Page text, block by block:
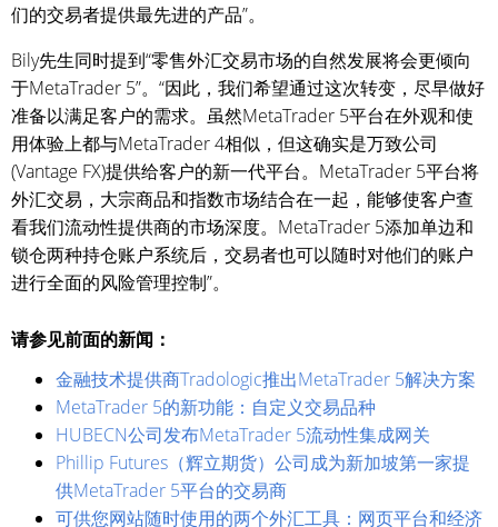
们的交易者提供最先进的产品”。
Bily先生同时提到“零售外汇交易市场的自然发展将会更倾向
于MetaTrader 5”。“因此，我们希望通过这次转变，尽早做好
准备以满足客户的需求。虽然MetaTrader 5平台在外观和使
用体验上都与MetaTrader 4相似，但这确实是万致公司
(Vantage FX)提供给客户的新一代平台。MetaTrader 5平台将
外汇交易，大宗商品和指数市场结合在一起，能够使客户查
看我们流动性提供商的市场深度。MetaTrader 5添加单边和
锁仓两种持仓账户系统后，交易者也可以随时对他们的账户
进行全面的风险管理控制”。
请参见前面的新闻：
金融技术提供商Tradologic推出MetaTrader 5解决方案
MetaTrader 5的新功能：自定义交易品种
HUBECN公司发布MetaTrader 5流动性集成网关
Phillip Futures（辉立期货）公司成为新加坡第一家提
供MetaTrader 5平台的交易商
可供您网站随时使用的两个外汇工具：网页平台和经济